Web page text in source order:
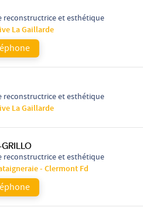
reconstructrice et esthétique
La Gaillarde
reconstructrice et esthétique
La Gaillarde
reconstructrice et esthétique
- Clermont Fd